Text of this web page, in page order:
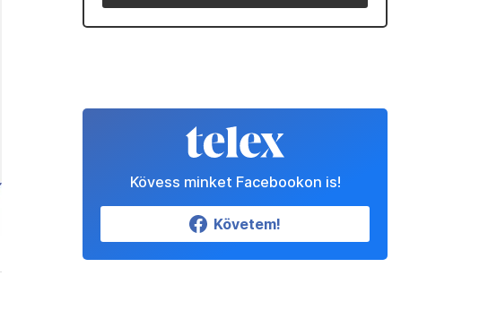
Kövess minket Facebookon is!
Követem!